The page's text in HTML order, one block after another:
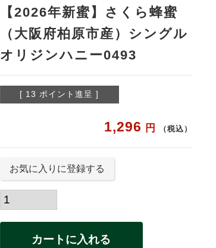
【2026年新蜜】さくら蜂蜜
（大阪府柏原市産）シングル
オリジンハニー0493
[ 13 ポイント進呈 ]
1,296 税込
お気に入りに登録する
カートに入れる